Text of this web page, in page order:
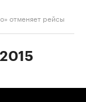
отменяет рейсы